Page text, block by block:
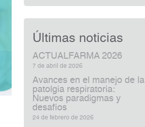
Últimas noticias
ACTUALFARMA 2026
7 de abril de 2026
Avances en el manejo de la
patolgia respiratoria:
Nuevos paradigmas y
desafíos
24 de febrero de 2026